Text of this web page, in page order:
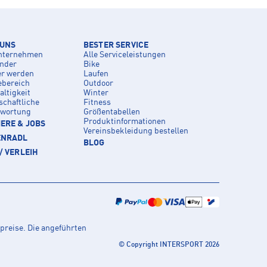
werden
& JOBS
VERLEIH
BESTER SERVICE
Alle Serviceleistungen
Bike
Laufen
Outdoor
Winter
Fitness
Größentabellen
Produktinformationen
Vereinsbekleidung bestellen
BLOG
Die angeführten
© Copyright INTERSPORT 2026